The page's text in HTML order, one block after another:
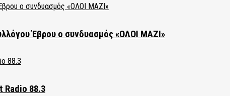
Έβρου ο συνδυασμός «ΟΛΟΙ ΜΑΖΙ»
Radio 88.3